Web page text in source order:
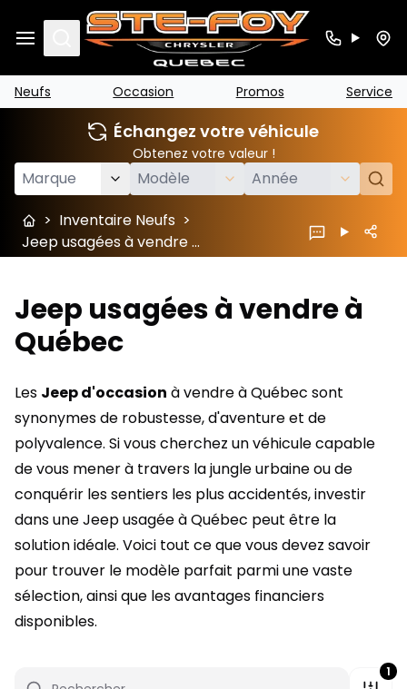
Search
Neufs Occasion Promos Service
Échangez votre véhicule
Obtenez votre valeur !
> Inventaire Neufs >
Jeep usagées à vendre à Québec
Jeep usagées à vendre à
Québec
Les Jeep d'occasion à vendre à Québec sont
synonymes de robustesse, d'aventure et de
polyvalence. Si vous cherchez un véhicule capable
de vous mener à travers la jungle urbaine ou de
conquérir les sentiers les plus accidentés, investir
dans une Jeep usagée à Québec peut être la
solution idéale. Voici tout ce que vous devez savoir
pour trouver le modèle parfait parmi une vaste
sélection, ainsi que les avantages financiers
disponibles.
1